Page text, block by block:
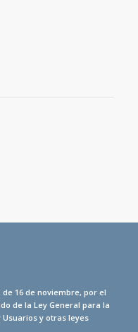
de 16 de noviembre, por el
de la Ley General para la
y otras leyes